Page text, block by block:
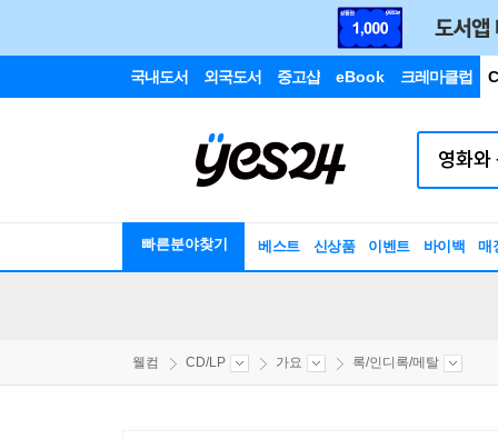
국내도서 외국도서 중고샵 eBook 크레마클럽
빠른분야찾기 베스트 신상품 이벤트 바이백 매
웰컴 CD/LP 가요 록/인디록/메탈